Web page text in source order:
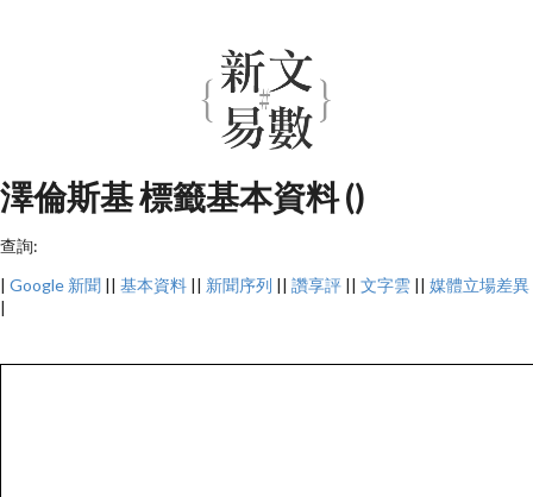
澤倫斯基 標籤基本資料 ()
查詢:
| Google 新聞 || 基本資料 || 新聞序列 || 讚享評 || 文字雲 || 媒體立場差異
|